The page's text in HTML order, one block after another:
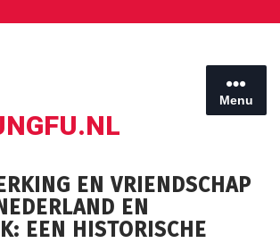
Menu
EN VRIENDSCHAP
EN
EEN HISTORISCHE